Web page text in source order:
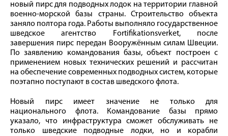
новый пирс для подводных лодок на территории главной
военно-морской базы страны. Строительство объекта
заняло полтора года. Работы выполняло государственное
шведское агентство Fortifikationsverket, после
завершения пирс передан Вооружённым силам Швеции.
По заявлению командования базы, объект построен с
применением новых технических решений и рассчитан
на обеспечение современных подводных систем, которые
поэтапно поступают в состав шведского флота.
Новый пирс имеет значение не только для
национального флота. Командование базы прямо
указало, что инфраструктура сможет обслуживать не
только шведские подводные лодки, но и корабли